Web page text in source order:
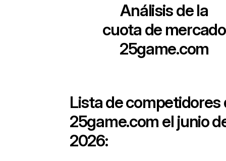
Análisis de la
cuota de mercado
25game.com
Lista de competidores
25game.com el junio
2026: